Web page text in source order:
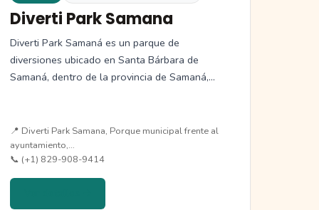
Diverti Park Samana
Diverti Park Samaná es un parque de
diversiones ubicado en Santa Bárbara de
Samaná, dentro de la provincia de Samaná,…
📍 Diverti Park Samana, Porque municipal frente al
ayuntamiento,…
📞 (+1) 829-908-9414